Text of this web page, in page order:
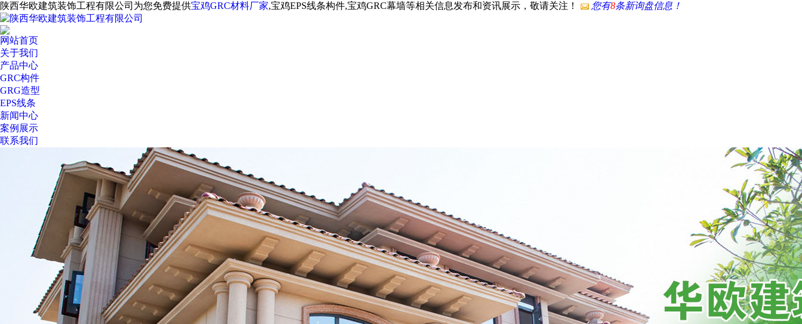
陕西华欧建筑装饰工程有限公司为您免费提供宝鸡GRC材料厂家,宝鸡EPS线条构件,宝鸡GRC幕墙等相关信息发布和资讯展示，敬请关注！ 您有8条新询盘信息！
网站首页
关于我们
产品中心
GRC构件
GRG造型
EPS线条
新闻中心
案例展示
联系我们